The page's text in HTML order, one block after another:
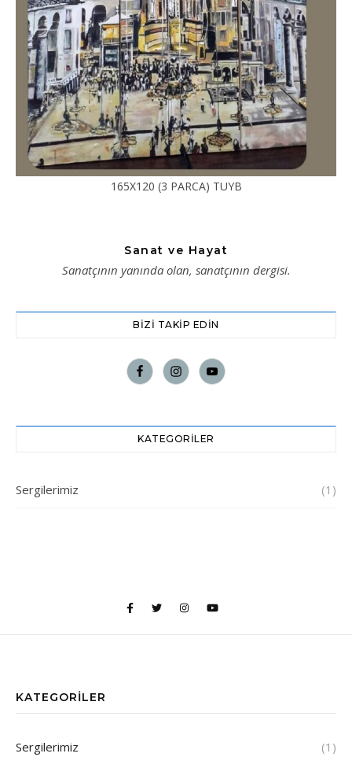
165X120 (3 PARCA) TUYB
Sanat ve Hayat
Sanatçının yanında olan, sanatçının dergisi.
BIZI TAKIP EDIN
KATEGORILER
Sergilerimiz (1)
KATEGORILER
Sergilerimiz (1)